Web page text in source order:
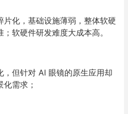
片化，基础设施薄弱，整体软硬
软硬件研发难度大成本高。
，但针对 AI 眼镜的原生应用却
需求；